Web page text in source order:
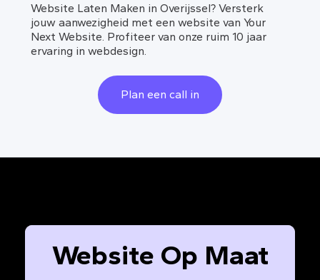
Website Laten Maken in Overijssel? Versterk
jouw aanwezigheid met een website van Your
Next Website. Profiteer van onze ruim 10 jaar
ervaring in webdesign.
Plan een call in
Website Op Maat